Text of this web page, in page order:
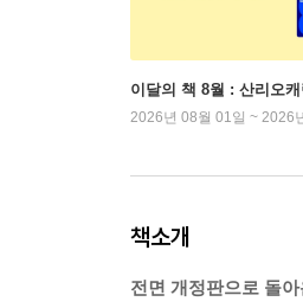
이달의 책 8월 : 산리오
2026년 08월 01일 ~ 2026
책소개
전면 개정판으로 돌